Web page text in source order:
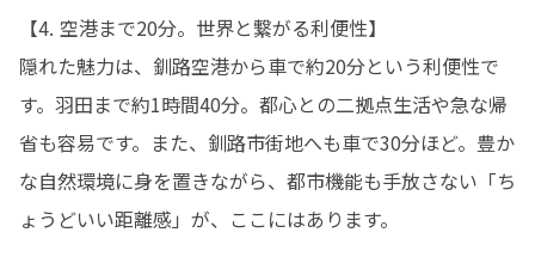
【4. 空港まで20分。世界と繋がる利便性】
隠れた魅力は、釧路空港から車で約20分という利便性で
す。羽田まで約1時間40分。都心との二拠点生活や急な帰
省も容易です。また、釧路市街地へも車で30分ほど。豊か
な自然環境に身を置きながら、都市機能も手放さない「ち
ょうどいい距離感」が、ここにはあります。